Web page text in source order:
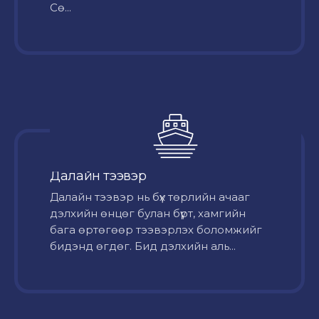
Сө...
Далайн тээвэр
Далайн тээвэр нь бүх төрлийн ачааг
дэлхийн өнцөг булан бүрт, хамгийн
бага өртөгөөр тээвэрлэх боломжийг
бидэнд өгдөг. Бид дэлхийн аль...